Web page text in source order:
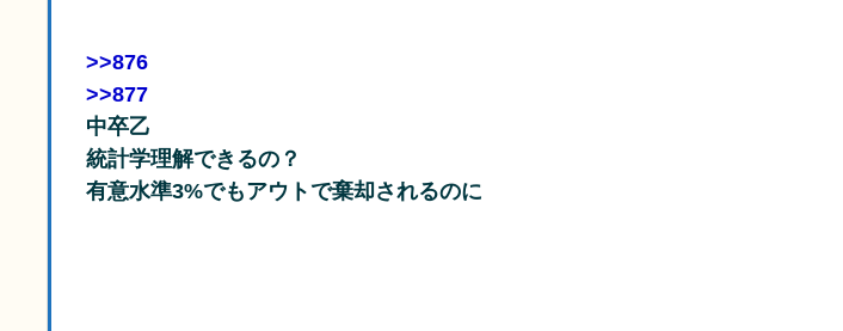
>>876
>>877
中卒乙
統計学理解できるの？
有意水準3%でもアウトで棄却されるのに